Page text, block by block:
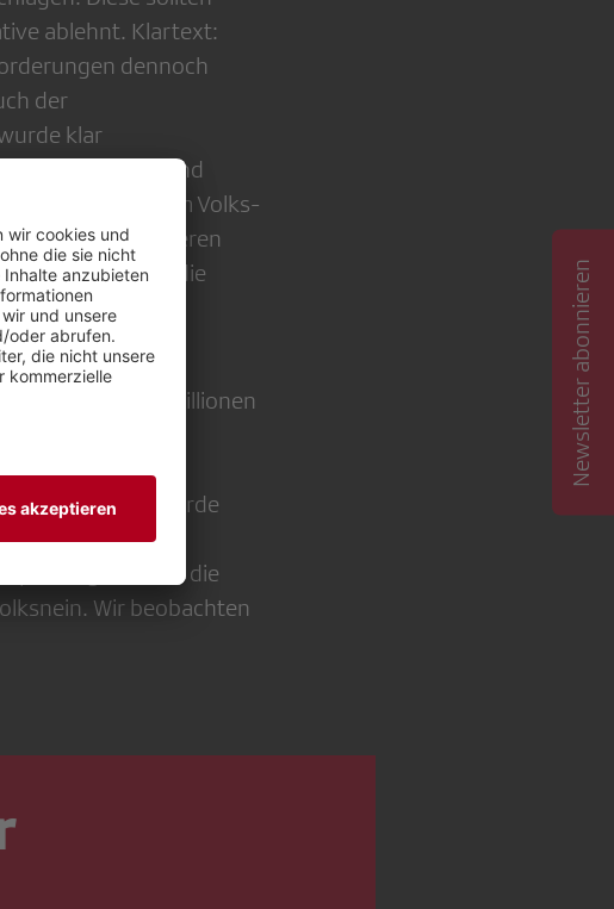
ablehnt. Klartext:
dennoch
der
klar
weitgehend
auch bei einem Volks-
neuen und anderen
wird, würde die
reduzierte
von 120 Millionen
(nach
einigen, würde
kann es einen
für die
Wir beobachten
Newsletter abonnieren